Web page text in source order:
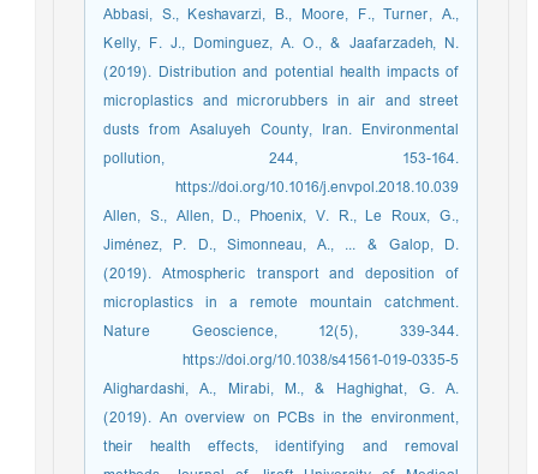
Abbasi, S., Keshavarzi, B., Moore, F., Turner, A.,
Kelly, F. J., Dominguez, A. O., & Jaafarzadeh, N.
(2019). Distribution and potential health impacts of
microplastics and microrubbers in air and street
dusts from Asaluyeh County, Iran. Environmental
pollution, 244, 153-164.
https://doi.org/10.1016/j.envpol.2018.10.039
Allen, S., Allen, D., Phoenix, V. R., Le Roux, G.,
Jiménez, P. D., Simonneau, A., ... & Galop, D.
(2019). Atmospheric transport and deposition of
microplastics in a remote mountain catchment.
Nature Geoscience, 12(5), 339-344.
https://doi.org/10.1038/s41561-019-0335-5
Alighardashi, A., Mirabi, M., & Haghighat, G. A.
(2019). An overview on PCBs in the environment,
their health effects, identifying and removal